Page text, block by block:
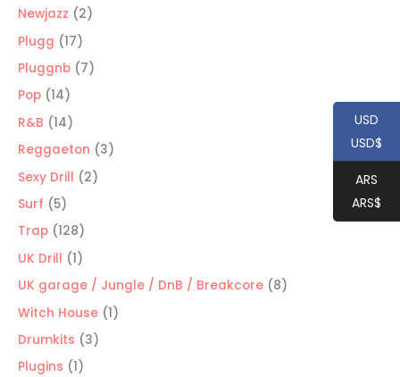
productos
Newjazz 22
Plugg 1717
productos
Pluggnb 77
Pop 1414
productos
R&B 1414
productos
Reggaeton 33
Sexy Drill 22
Surf 55
productos
Trap 128128
productos
UK Drill 11
producto
UK garage / Jungle / DnB / Breakcore 88
Witch House 11
Drumkits 33
Plugins 11
USD
USD$
ARS
ARS$